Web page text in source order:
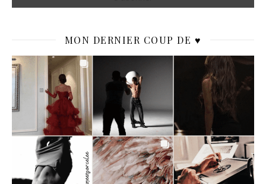
MON DERNIER COUP DE ♥️